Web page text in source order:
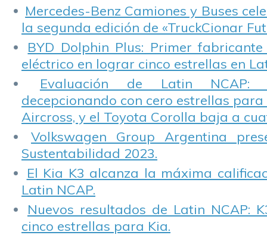
Mercedes-Benz Camiones y Buses
la segunda edición de «TruckCionar
BYD Dolphin Plus: Primer
eléctrico en lograr cinco estrellas en
Evaluación de Latin NCAP:
decepcionando con cero estrellas para
Aircross, y el Toyota Corolla baja a
Volkswagen Group Argentina
Sustentabilidad 2023.
El Kia K3 alcanza la máxima
Latin NCAP.
Nuevos resultados de Latin NCAP:
cinco estrellas para Kia.